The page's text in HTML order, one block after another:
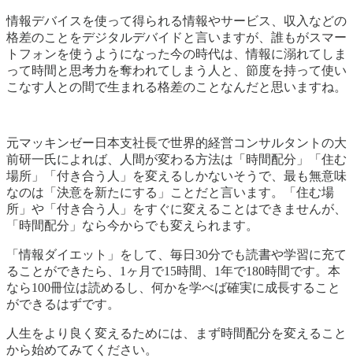
情報デバイスを使って得られる情報やサービス、収入などの
格差のことをデジタルデバイドと言いますが、誰もがスマー
トフォンを使うようになった今の時代は、情報に溺れてしま
って時間と思考力を奪われてしまう人と、節度を持って使い
こなす人との間で生まれる格差のことなんだと思いますね。
元マッキンゼー日本支社長で世界的経営コンサルタントの大
前研一氏によれば、人間が変わる方法は「時間配分」「住む
場所」「付き合う人」を変えるしかないそうで、最も無意味
なのは「決意を新たにする」ことだと言います。「住む場
所」や「付き合う人」をすぐに変えることはできませんが、
「時間配分」なら今からでも変えられます。
「情報ダイエット」をして、毎日30分でも読書や学習に充て
ることができたら、1ヶ月で15時間、1年で180時間です。本
なら100冊位は読めるし、何かを学べば確実に成長すること
ができるはずです。
人生をより良く変えるためには、まず時間配分を変えること
から始めてみてください。